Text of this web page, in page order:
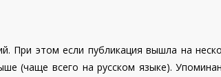
При этом если публикация вышла на
(чаще всего на русском языке).